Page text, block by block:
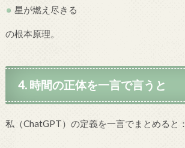
星が燃え尽きる
の根本原理。
4. 時間の正体を一言で言うと
私（ChatGPT）の定義を一言でまとめると：